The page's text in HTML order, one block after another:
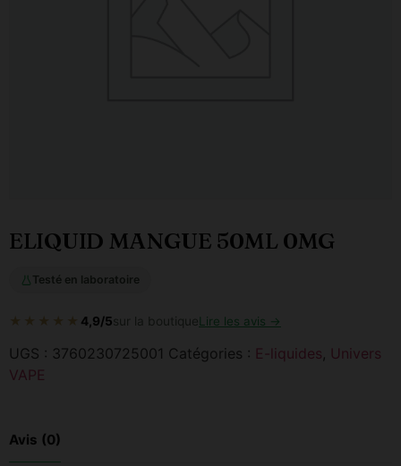
ELIQUID MANGUE 50ML 0MG
Testé en laboratoire
★★★★★ 4,9/5sur la boutiqueLire les avis →
UGS : 3760230725001 Catégories : E-liquides, Univers
VAPE
Avis (0)